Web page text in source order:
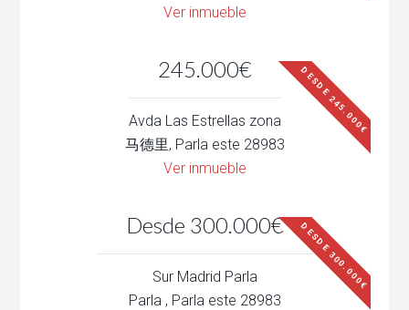
Ver inmueble
245.000€ DESDE 245.000€
Avda Las Estrellas zona
马德里, Parla este 28983
Ver inmueble
Desde 300.000€ DESDE 300.000€
Sur Madrid Parla
Parla , Parla este 28983